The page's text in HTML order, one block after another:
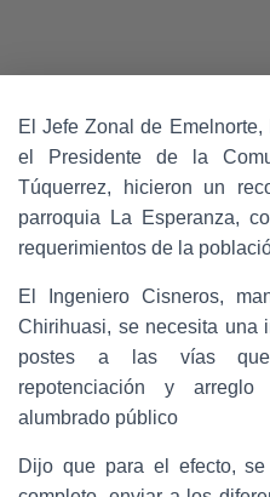
El Jefe Zonal de
el Presidente de la
Túquerrez, hicieron un
parroquia La Esperanza,
requerimientos de la
El Ingeniero Cisneros,
Chirihuasi, se necesita una
postes a las vías que
repotenciación y
alumbrado público
Dijo que para el efecto,